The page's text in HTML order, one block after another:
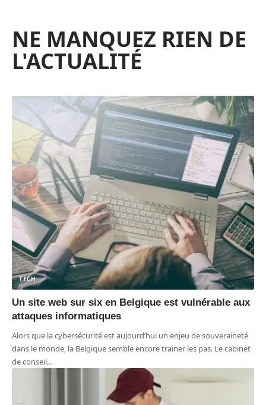
NE MANQUEZ RIEN DE
L'ACTUALITÉ
TECH
Un site web sur six en Belgique est vulnérable aux
attaques informatiques
Alors que la cybersécurité est aujourd’hui un enjeu de souveraineté
dans le monde, la Belgique semble encore trainer les pas. Le cabinet
de conseil…